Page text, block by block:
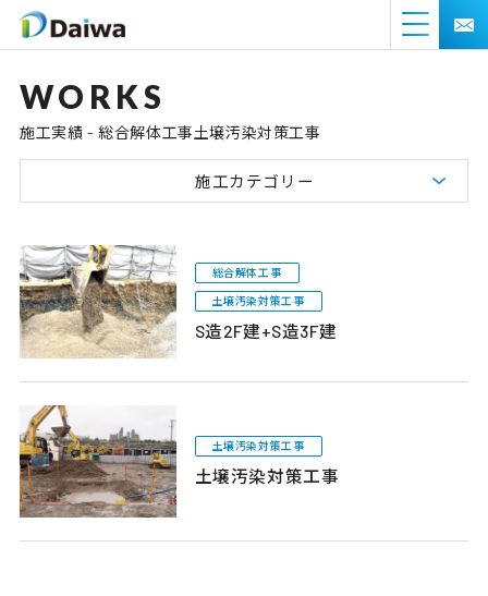
WORKS
施工実績 - 総合解体工事土壌汚染対策工事
施工カテゴリー
総合解体工事
土壌汚染対策工事
S造2F建+S造3F建
土壌汚染対策工事
土壌汚染対策工事